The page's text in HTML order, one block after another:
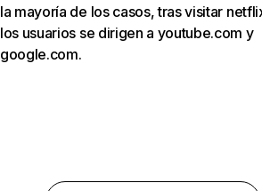
la mayoría de los casos, tras visitar
los usuarios se dirigen a youtube.com y
google.com.